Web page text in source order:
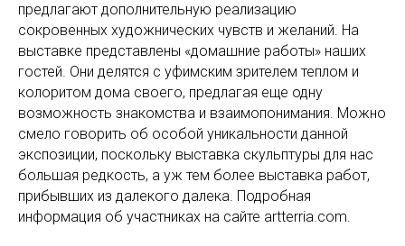
предлагают дополнительную реализацию
сокровенных художнических чувств и желаний. На
выставке представлены «домашние работы» наших
гостей. Они делятся с уфимским зрителем теплом и
колоритом дома своего, предлагая еще одну
возможность знакомства и взаимопонимания. Можно
смело говорить об особой уникальности данной
экспозиции, поскольку выставка скульптуры для нас
большая редкость, а уж тем более выставка работ,
прибывших из далекого далека. Подробная
информация об участниках на сайте artterria.com.